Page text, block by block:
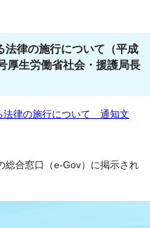
法律の施行について（平成
厚生労働省社会・援護局長
法律の施行について 通知文
合窓口（e-Gov）に掲示され